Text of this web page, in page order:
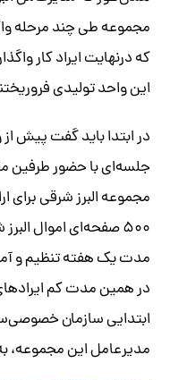
مجموعه طی چند مرحله
که درنهایت ایراد کار
این واحد تولیدی
در ابتدا باید گفت پیش
جلسه‌ای با حضور طرفین
مجموعه البرز شرقی برای
۵۰۰ صفحه‌ای اموال
مدت یک هفته تنظیم و
در همین مدت کم
ابتدایی سازمان
مدیرعامل این مجموعه،